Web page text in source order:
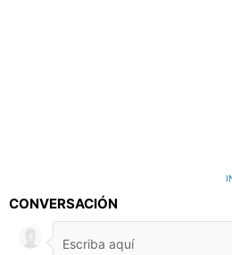
CONVERSACIÓN